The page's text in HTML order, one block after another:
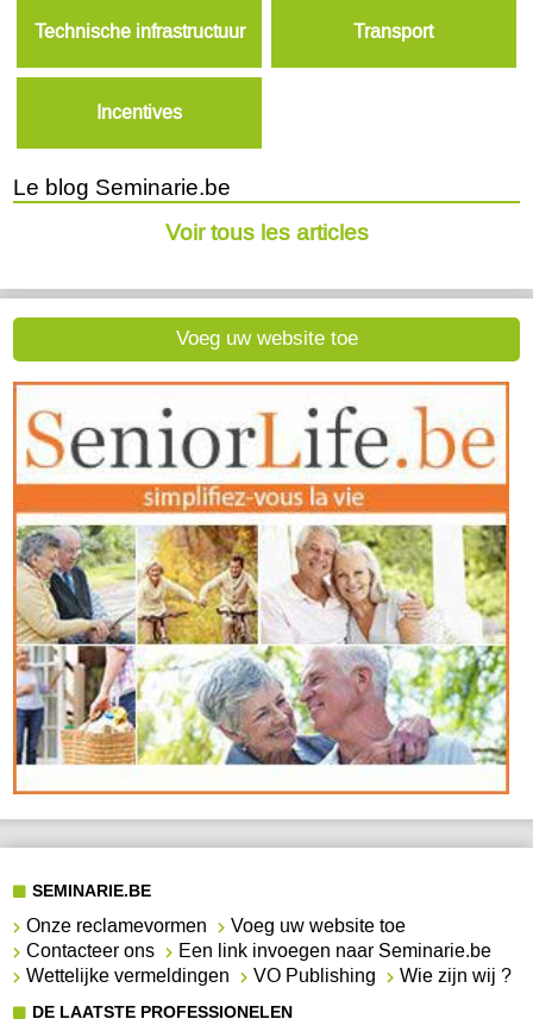
Technische infrastructuur Transport
Incentives
Le blog Seminarie.be
Voir tous les articles
Voeg uw website toe
SEMINARIE.BE
Onze reclamevormen
Voeg uw website toe
Contacteer ons
Een link invoegen naar Seminarie.be
Wettelijke vermeldingen
VO Publishing Wie zijn wij ?
DE LAATSTE PROFESSIONELEN